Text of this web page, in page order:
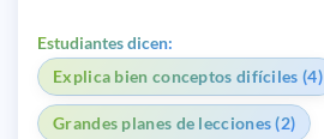
Estudiantes dicen:
Explica bien conceptos difíciles (4)
Grandes planes de lecciones (2)